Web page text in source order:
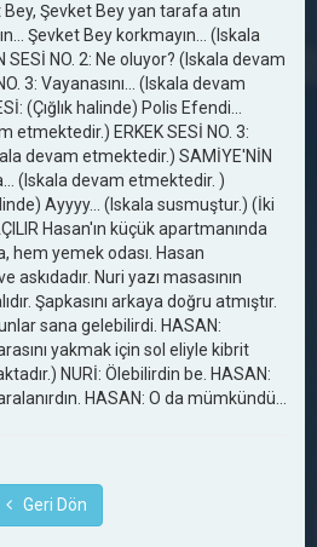
Şevket Bey yan tarafa atın
Şevket Bey korkmayın... (Iskala
NO. 2: Ne oluyor? (Iskala devam
3: Vayanasını... (Iskala devam
(Çığlık halinde) Polis Efendi...
etmektedir.) ERKEK SESİ NO. 3:
devam etmektedir.) SAMİYE'NİN
(Iskala devam etmektedir. )
Ayyyy... (Iskala susmuştur.) (İki
Hasan'ın küçük apartmanında
hem yemek odası. Hasan
askıdadır. Nuri yazı masasının
Şapkasını arkaya doğru atmıştır.
sana gelebilirdi. HASAN:
yakmak için sol eliyle kibrit
NURİ: Ölebilirdin be. HASAN:
HASAN: O da mümkündü…
Geri Dön